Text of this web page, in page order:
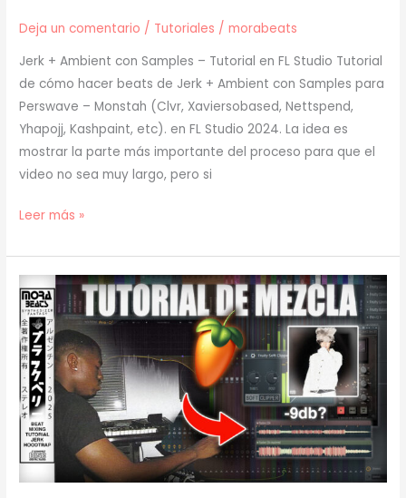
Deja un comentario / Tutoriales /morabeats
Jerk + Ambient con Samples – Tutorial en FL Studio Tutorial
de cómo hacer beats de Jerk + Ambient con Samples para
Perswave – Monstah (Clvr, Xaviersobased, Nettspend,
Yhapojj, Kashpaint, etc). en FL Studio 2024. La idea es
mostrar la parte más importante del proceso para que el
video no sea muy largo, pero si
[
]
Cómo
hacer
JERK
+
AMBIENT
Type
BEATS
con
SAMPLES
(prod.
Leer más »